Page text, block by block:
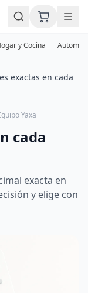
y Cocina
exactas en cada
Yaxa
cada
exacta en
y elige con